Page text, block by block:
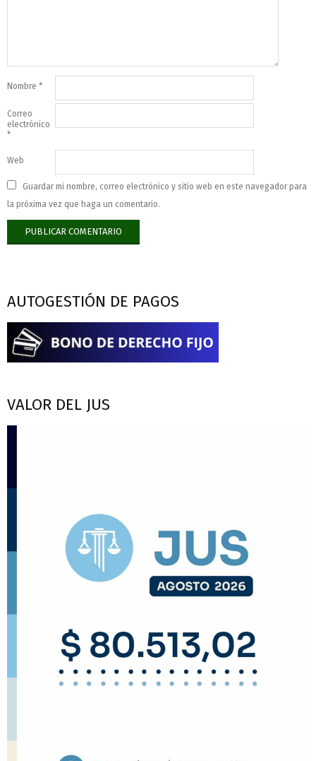
Nombre *
Correo
electrónico
*
Web
Guardar mi nombre, correo electrónico y sitio web en este navegador para
la próxima vez que haga un comentario.
AUTOGESTIÓN DE PAGOS
VALOR DEL JUS